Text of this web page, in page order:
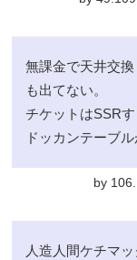
無課金で天井交
も出てない。
チケットはSSRす
ドッカンテーブ
by
人造人間ケチマ